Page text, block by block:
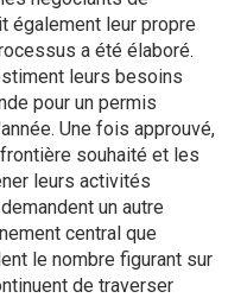
également leur propre
a été élaboré.
leurs besoins
pour un permis
Une fois approuvé,
souhaité et les
leurs activités
un autre
central que
le nombre figurant sur
de traverser